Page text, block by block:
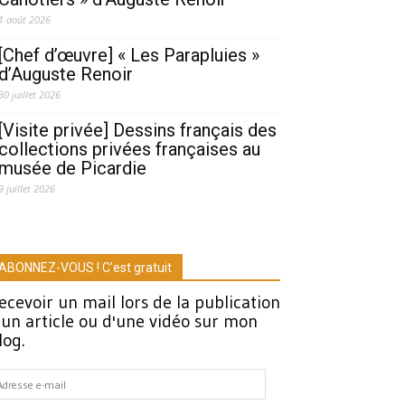
1 août 2026
[Chef d’œuvre] « Les Parapluies »
d’Auguste Renoir
juillet 2026
[Visite privée] Dessins français des
collections privées françaises au
musée de Picardie
juillet 2026
VOUS ! C'est gratuit
un mail lors de la publication
article ou d'une vidéo sur mon